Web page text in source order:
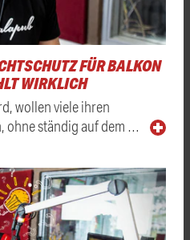
FÜR BALKON
WIRKLICH
wollen viele ihren
ohne ständig auf dem …